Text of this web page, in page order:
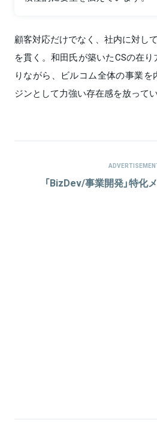
顧客対応だけでなく、社内に対し
を貫く。和田氏が築いたCSの在
りながら、ビルコム全体の事業
ジンとして力強い存在感を放ってい
「BizDev/事業開発」特化